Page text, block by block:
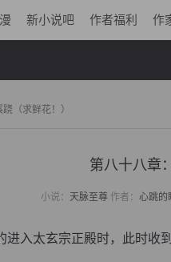
新小说吧 作者福利 作
（求鲜花！）
第八十八章
小说： 天脉至尊作者： 心跳的
入太玄宗正殿时，此时收